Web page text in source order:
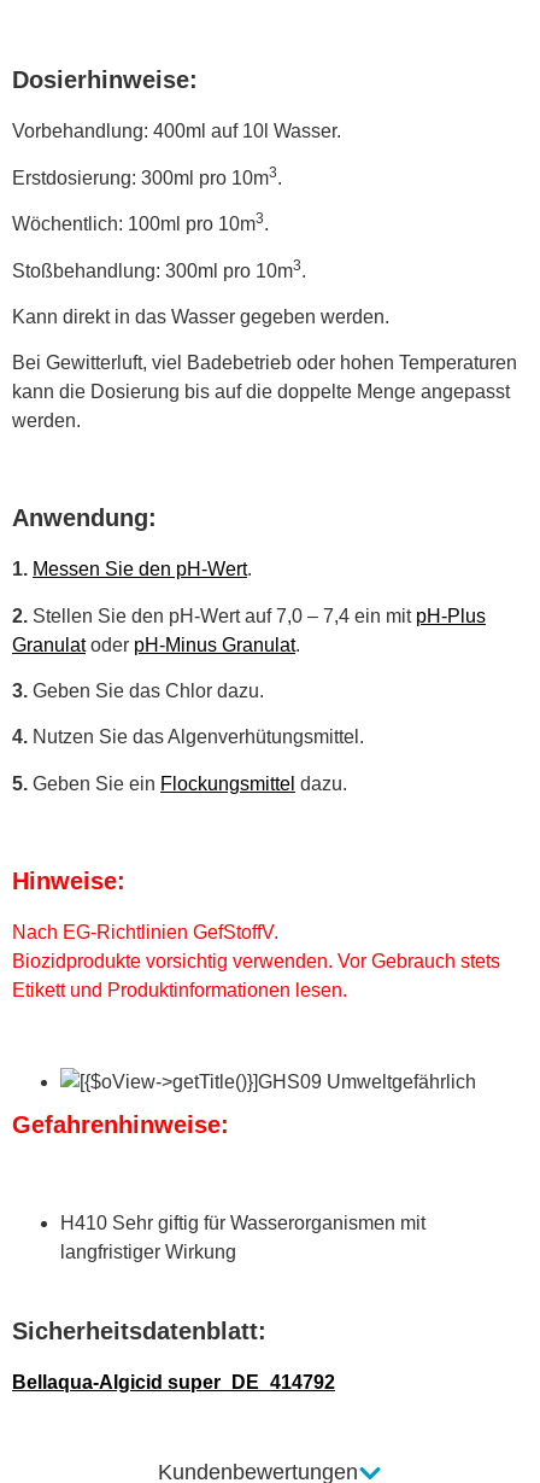
Kundenbewertungen
Dosierhinweise:
Vorbehandlung: 400ml auf 10l Wasser.
Erstdosierung: 300ml pro 10m3.
Wöchentlich: 100ml pro 10m3.
Stoßbehandlung: 300ml pro 10m3.
Kann direkt in das Wasser gegeben werden.
Bei Gewitterluft, viel Badebetrieb oder hohen Temperaturen
kann die Dosierung bis auf die doppelte Menge angepasst
werden.
Anwendung:
1. Messen Sie den pH-Wert.
2. Stellen Sie den pH-Wert auf 7,0 – 7,4 ein mit pH-Plus
Granulatoder pH-Minus Granulat.
3. Geben Sie das Chlor dazu.
4. Nutzen Sie das Algenverhütungsmittel.
5. Geben Sie ein Flockungsmittel dazu.
Hinweise:
Nach EG-Richtlinien GefStoffV.
Biozidprodukte vorsichtig verwenden. Vor Gebrauch stets
Etikett und Produktinformationen lesen.
GHS09 Umweltgefährlich
Gefahrenhinweise:
H410 Sehr giftig für Wasserorganismen mit
langfristiger Wirkung
Sicherheitsdatenblatt:
Bellaqua-Algicid super_DE_414792